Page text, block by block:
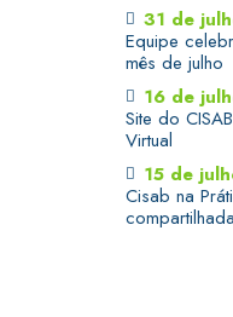
31 de
Equipe
mês de julho
16 de
Site do
Virtual
15 de
Cisab na